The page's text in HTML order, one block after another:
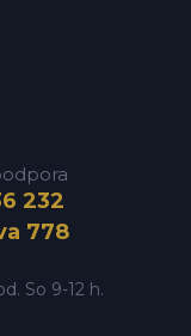
232
778
So 9-12 h.